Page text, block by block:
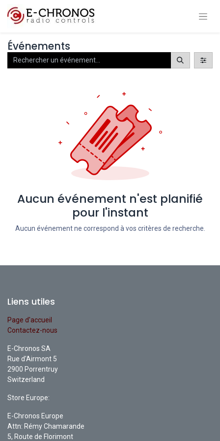
Événements
Aucun événement n'est planifié
pour l'instant
Aucun événement ne correspond à vos critères de recherche.
Liens utiles
Page d'accueil
Contactez-nous
E-Chronos SA
Rue d'Airmont 5
2900 Porrentruy
Switzerland
Store Europe:
E-Chronos Europe
Attn: Rémy Chamarande
5, Route de Florimont